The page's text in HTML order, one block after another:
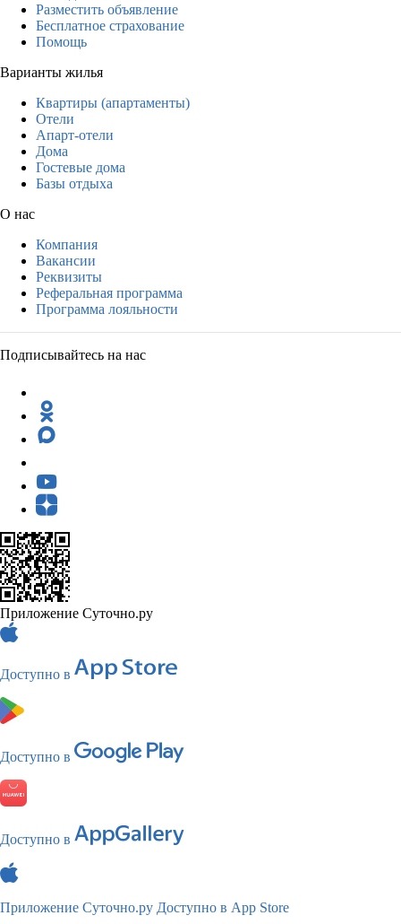
Разместить объявление
Бесплатное страхование
Помощь
Варианты жилья
Квартиры (апартаменты)
Отели
Апарт-отели
Дома
Гостевые дома
Базы отдыха
О нас
Компания
Вакансии
Реквизиты
Реферальная программа
Программа лояльности
Подписывайтесь на нас
Приложение Суточно.ру
Доступно в
Доступно в
Доступно в
Приложение Суточно.ру Доступно в App Store